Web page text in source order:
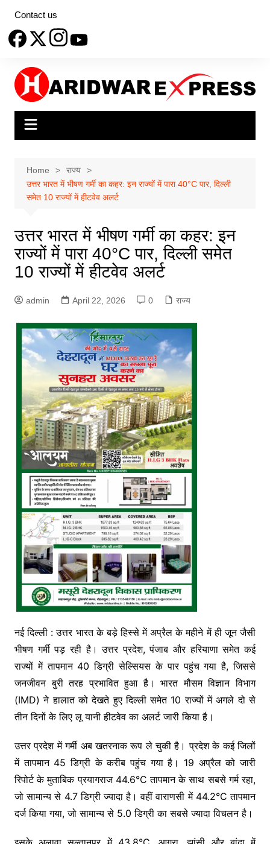
content
Contact us
Home
राज्य
उत्तर भारत में भीषण गर्मी का कहर: इन राज्यों में पारा 40°C पार, दिल्ली
समेत 10 राज्यों में हीटवेव अलर्ट
उत्तर भारत में भीषण गर्मी का कहर: इन
राज्यों में पारा 40°C पार, दिल्ली समेत
10 राज्यों में हीटवेव अलर्ट
admin April 22, 2026 0 राज्य
नई दिल्ली : उत्तर भारत के बड़े हिस्से में अप्रैल के महीने में ही जून जैसी
भीषण गर्मी पड़ रही है। उत्तर प्रदेश, पंजाब और हरियाणा समेत कई
राज्यों में तापमान 40 डिग्री सेल्सियस के पार पहुंच गया है, जिससे
जनजीवन बुरी तरह प्रभावित हुआ है। भारत मौसम विज्ञान विभाग
(IMD) ने हालात को देखते हुए दिल्ली समेत 10 राज्यों में अगले दो से
तीन दिनों के लिए लू यानी हीटवेव का अलर्ट जारी किया है।
उत्तर प्रदेश में गर्मी अब खतरनाक रूप ले चुकी है। प्रदेश के कई जिलों
में तापमान 45 डिग्री के करीब पहुंच गया है। 19 अप्रैल को जारी
रिपोर्ट के मुताबिक प्रयागराज 44.6°C तापमान के साथ सबसे गर्म रहा,
जो सामान्य से 4.7 डिग्री ज्यादा है। वहीं वाराणसी में 44.2°C तापमान
दर्ज किया गया, जो सामान्य से 5.0 डिग्री का सबसे ज्यादा विचलन है।